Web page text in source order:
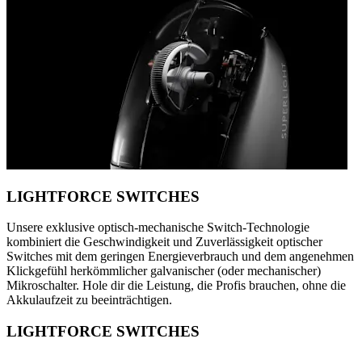
LIGHTFORCE SWITCHES
Unsere exklusive optisch-mechanische Switch-Technologie
kombiniert die Geschwindigkeit und Zuverlässigkeit optischer
Switches mit dem geringen Energieverbrauch und dem angenehmen
Klickgefühl herkömmlicher galvanischer (oder mechanischer)
Mikroschalter. Hole dir die Leistung, die Profis brauchen, ohne die
Akkulaufzeit zu beeinträchtigen.
LIGHTFORCE SWITCHES